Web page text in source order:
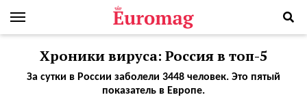
Хроники вируса: Россия в топ-5
За сутки в России заболели 3448 человек. Это пятый
показатель в Европе.